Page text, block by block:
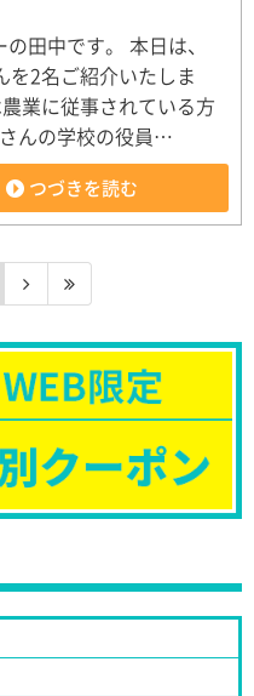
田中です。 本日は、
を2名ご紹介いたしま
業に従事されている方
んの学校の役員…
つづきを読む